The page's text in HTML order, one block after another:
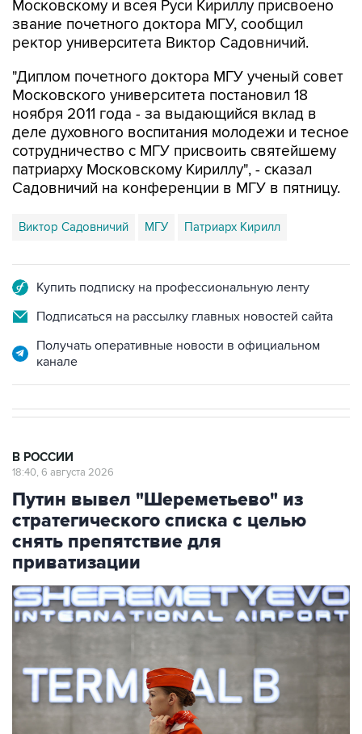
Московскому и всея Руси Кириллу присвоено
звание почетного доктора МГУ, сообщил
ректор университета Виктор Садовничий.
"Диплом почетного доктора МГУ ученый совет
Московского университета постановил 18
ноября 2011 года - за выдающийся вклад в
деле духовного воспитания молодежи и тесное
сотрудничество с МГУ присвоить святейшему
патриарху Московскому Кириллу", - сказал
Садовничий на конференции в МГУ в пятницу.
Виктор Садовничий МГУ Патриарх Кирилл
Купить подписку на профессиональную ленту
Подписаться на рассылку главных новостей сайта
Получать оперативные новости в официальном
канале
В РОССИИ
18:40, 6 августа 2026
Путин вывел "Шереметьево" из
стратегического списка с целью
снять препятствие для
приватизации